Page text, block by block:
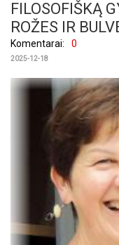
FILOSOFIŠKĄ
ROŽES IR
Komentarai: 0
2025-12-18